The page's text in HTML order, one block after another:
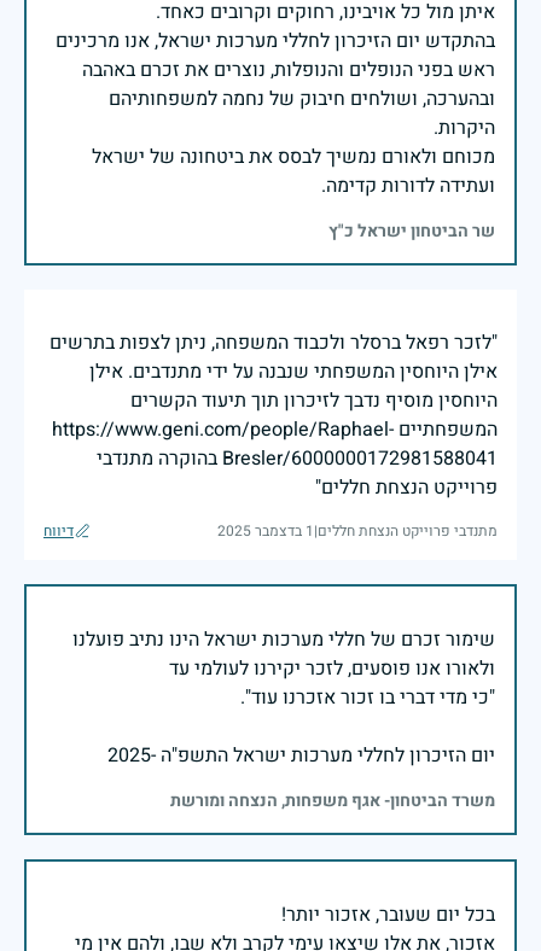
בהתקדש יום הזיכרון לחללי מערכות ישראל, אנו מרכינים
ראש בפני הנופלים והנופלות, נוצרים את זכרם באהבה
ובהערכה, ושולחים חיבוק של נחמה למשפחותיהם
מכוחם ולאורם נמשיך לבסס את ביטחונה של ישראל
ועתידה לדורות קדימה.
שר הביטחון ישראל כ"ץ
"לזכר רפאל ברסלר ולכבוד המשפחה, ניתן לצפות בתרשים
אילן היוחסין המשפחתי שנבנה על ידי מתנדבים. אילן
היוחסין מוסיף נדבך לזיכרון תוך תיעוד הקשרים
המשפחתיים https://www.geni.com/people/Raphael-
Bresler/6000000172981588041 בהוקרה מתנדבי
פרוייקט הנצחת חללים"
מתנדבי פרוייקט הנצחת חללים|1 בדצמבר 2025 דיווח
שימור זכרם של חללי מערכות ישראל הינו נתיב פועלנו
יום הזיכרון לחללי מערכות ישראל התשפ"ה -2025
משרד הביטחון- אגף משפחות, הנצחה ומורשת
אזכור, את אלו שיצאו עימי לקרב ולא שבו, ולהם אין מי